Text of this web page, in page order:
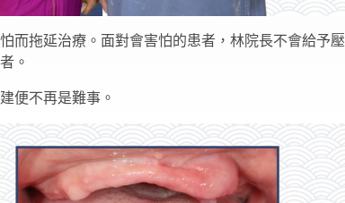
而拖延治療。面對會害怕的患者，林院長不會給予壓
。
便不再是難事。